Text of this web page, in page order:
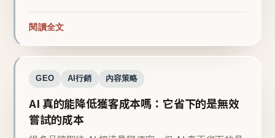
閱讀全文
GEO AI行銷 內容策略
AI 真的能降低獲客成本嗎：它省下的是無效
嘗試的成本